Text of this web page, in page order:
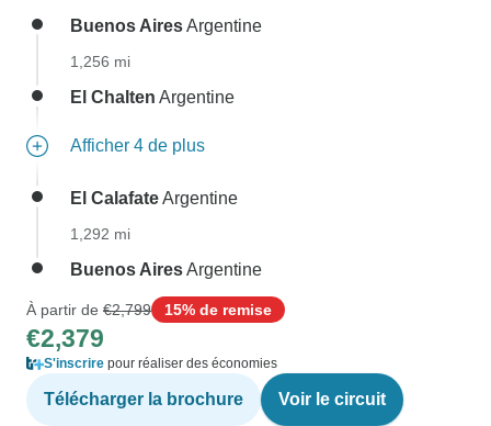
Buenos AiresArgentine
1,256 mi
El Chalten Argentine
Afficher 4 de plus
El CalafateArgentine
1,292 mi
Buenos AiresArgentine
À partir de €2,799 15% de remise
€2,379
S'inscrire pour réaliser des économies
Télécharger la brochure Voir le circuit